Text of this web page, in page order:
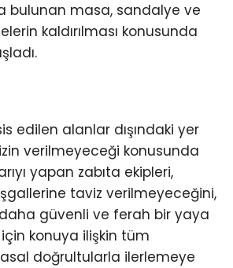
bulunan masa, sandalye ve
kaldırılması konusunda
edilen alanlar dışındaki yer
verilmeyeceği konusunda
yapan zabıta ekipleri,
taviz verilmeyeceğini,
daha güvenli ve ferah bir yaya
konuya ilişkin tüm
doğrultularla ilerlemeye